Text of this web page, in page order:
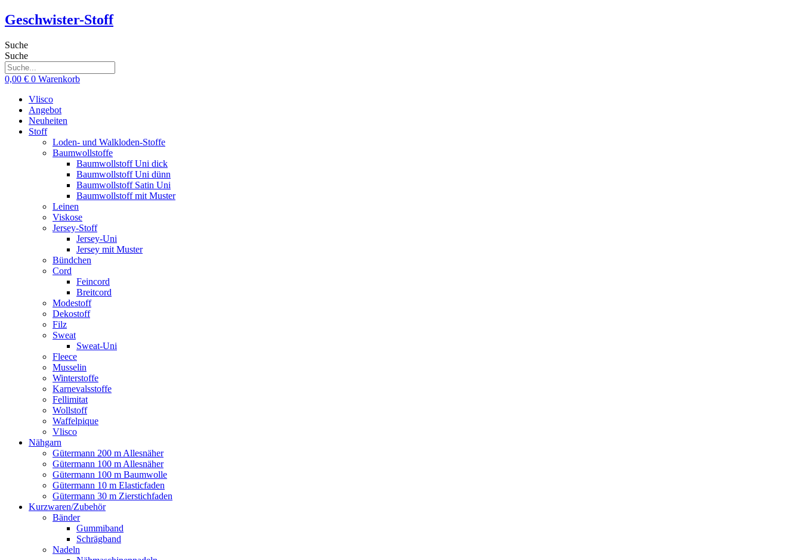
Zum
Inhalt
Geschwister-Stoff
Suche
Suche
0,00 € 0 Warenkorb
Vlisco
Angebot
Neuheiten
Stoff
Loden- und Walkloden-Stoffe
Baumwollstoffe
Baumwollstoff Uni dick
Baumwollstoff Uni dünn
Baumwollstoff Satin Uni
Baumwollstoff mit Muster
Leinen
Viskose
Jersey-Stoff
Jersey-Uni
Jersey mit Muster
Bündchen
Cord
Feincord
Breitcord
Modestoff
Dekostoff
Filz
Sweat
Sweat-Uni
Fleece
Musselin
Winterstoffe
Karnevalsstoffe
Fellimitat
Wollstoff
Waffelpique
Vlisco
Nähgarn
Gütermann 200 m Allesnäher
Gütermann 100 m Allesnäher
Gütermann 100 m Baumwolle
Gütermann 10 m Elasticfaden
Gütermann 30 m Zierstichfaden
Kurzwaren/Zubehör
Bänder
Gummiband
Schrägband
Nadeln